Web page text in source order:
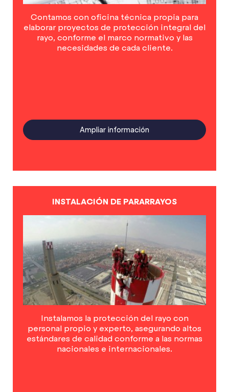
Contamos con oficina técnica propia para
elaborar proyectos de protección integral del
rayo, conforme el marco normativo y las
necesidades de cada cliente.
Ampliar información
INSTALACIÓN DE PARARRAYOS
Instalamos la protección del rayo con
personal propio y experto, asegurando altos
estándares de calidad conforme a las normas
nacionales e internacionales.